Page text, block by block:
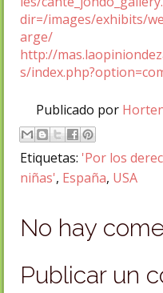
dir=/images/exhibits/
arge/
http://
s/
Publicado por
Etiquetas: 'Por los
niñas', España, USA
No hay
Publicar un